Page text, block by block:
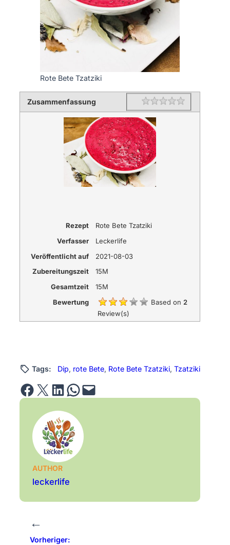
Rote Bete Tzatziki
Zusammenfassung Rating 1 star
2 stars
3 stars
4 stars
5 stars
Rezept
Rote Bete Tzatziki
Verfasser
Leckerlife
Veröffentlicht auf
2021-08-03
Zubereitungszeit
15M
Gesamtzeit
15M
Bewertung
Based on 2
Review(s)
Tags: Dip, rote Bete, Rote Bete Tzatziki, Tzatziki
Share on Facebook Email this Page Share on LinkedIn Share on WhatsApp Email this Page
AUTHOR
leckerlife
←
Vorheriger: